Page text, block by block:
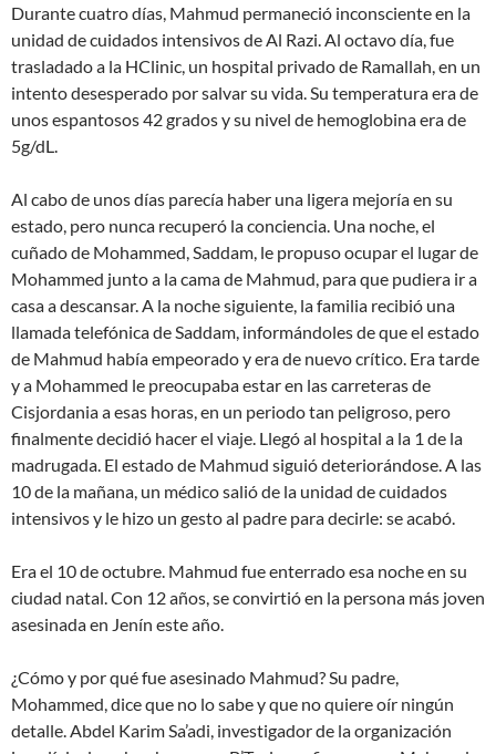
Durante cuatro días, Mahmud permaneció inconsciente en la
unidad de cuidados intensivos de Al Razi. Al octavo día, fue
trasladado a la HClinic, un hospital privado de Ramallah, en un
intento desesperado por salvar su vida. Su temperatura era de
unos espantosos 42 grados y su nivel de hemoglobina era de
5g/dL.
Al cabo de unos días parecía haber una ligera mejoría en su
estado, pero nunca recuperó la conciencia. Una noche, el
cuñado de Mohammed, Saddam, le propuso ocupar el lugar de
Mohammed junto a la cama de Mahmud, para que pudiera ir a
casa a descansar. A la noche siguiente, la familia recibió una
llamada telefónica de Saddam, informándoles de que el estado
de Mahmud había empeorado y era de nuevo crítico. Era tarde
y a Mohammed le preocupaba estar en las carreteras de
Cisjordania a esas horas, en un periodo tan peligroso, pero
finalmente decidió hacer el viaje. Llegó al hospital a la 1 de la
madrugada. El estado de Mahmud siguió deteriorándose. A las
10 de la mañana, un médico salió de la unidad de cuidados
intensivos y le hizo un gesto al padre para decirle: se acabó.
Era el 10 de octubre. Mahmud fue enterrado esa noche en su
ciudad natal. Con 12 años, se convirtió en la persona más joven
asesinada en Jenín este año.
¿Cómo y por qué fue asesinado Mahmud? Su padre,
Mohammed, dice que no lo sabe y que no quiere oír ningún
detalle. Abdel Karim Sa’adi, investigador de la organización